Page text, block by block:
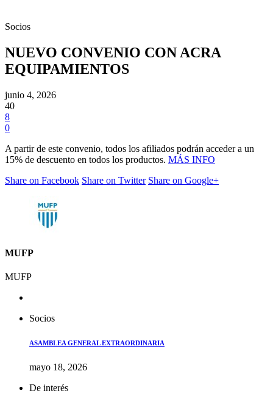
Socios
NUEVO CONVENIO CON ACRA
EQUIPAMIENTOS
junio 4, 2026
40
8
0
A partir de este convenio, todos los afiliados podrán acceder a un
15% de descuento en todos los productos. MÁS INFO
Share on Facebook Share on Twitter Share on Google+
MUFP
MUFP
Socios
ASAMBLEA GENERAL EXTRAORDINARIA
mayo 18, 2026
De interés